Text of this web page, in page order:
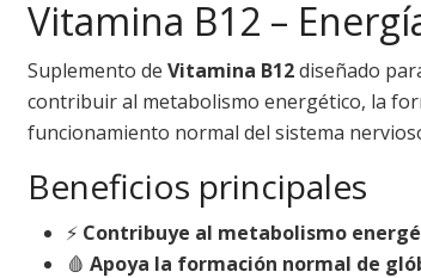
Vitamina B12 –
Suplemento de Vitamina B12diseñado
contribuir al metabolismo energético, la
funcionamiento normal del sistema
Beneficios principales
⚡ Contribuye al metabolismo
🩸 Apoya la formación normal de